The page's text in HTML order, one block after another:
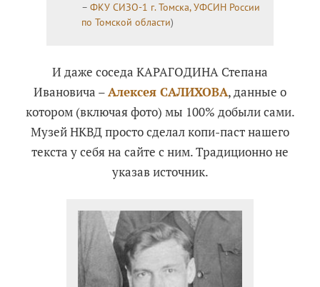
– ФКУ СИЗО-1 г. Томска, УФСИН России
по Томской области)
И даже соседа КАРАГОДИНА Степана
Ивановича –Алексея САЛИХОВА, данные о
котором (включая фото) мы 100% добыли сами.
Музей НКВД просто сделал копи-паст нашего
текста у себя на сайте с ним. Традиционно не
указав источник.